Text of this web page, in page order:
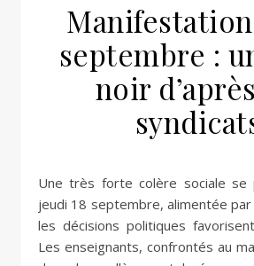
Manifestation
septembre :
noir
Une très forte colère sociale se prépare pour ce
jeudi 18 septembre, alimentée
les décisions politiques
Les enseignants, confrontés au